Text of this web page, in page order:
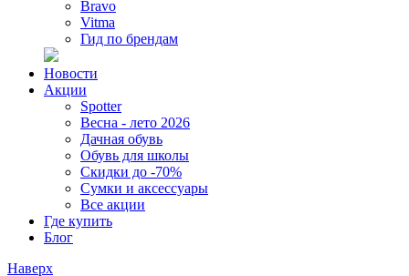
Bravo
Vitma
Гид по брендам
Новости
Акции
Spotter
Весна - лето 2026
Дачная обувь
Обувь для школы
Скидки до -70%
Сумки и аксессуары
Все акции
Где купить
Блог
Наверх